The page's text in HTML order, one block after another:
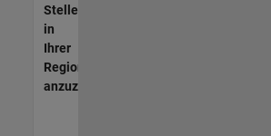
Stellenangebote
in
Ihrer
Region
anzuzeigen.